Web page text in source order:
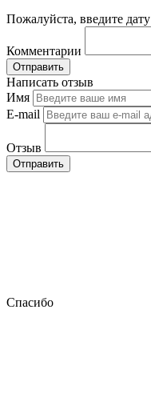
Пожалуйста, введите дату
Комментарии
Отправить
Написать отзыв
Имя
E-mail
Отзыв
Отправить
Спасибо